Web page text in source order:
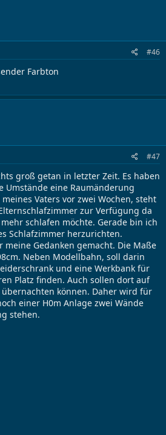
#46
Farbton
#47
groß getan in letzter Zeit. Es haben
Umstände eine Raumänderung
Vaters vor zwei Wochen, steht
zur Verfügung da
schlafen möchte. Gerade bin ich
Schlafzimmer herzurichten.
meine Gedanken gemacht. Die Maße
Neben Modellbahn, soll darin
und eine Werkbank für
Platz finden. Auch sollen dort auf
übernachten können. Daher wird für
einer H0m Anlage zwei Wände
stehen.